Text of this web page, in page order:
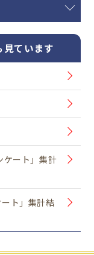
見ています
ケート」集計
ト」集計結